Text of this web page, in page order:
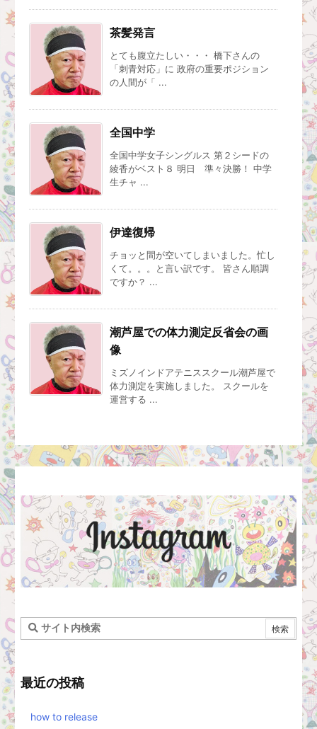
茶髪発言
とても腹立たしい・・・ 橋下さんの
「刺青対応」に 政府の重要ポジション
の人間が「 ...
全国中学
全国中学女子シングルス 第２シードの
綾香がベスト８ 明日 準々決勝！ 中学
生チャ ...
伊達復帰
チョッと間が空いてしまいました。忙し
くて。。。と言い訳です。 皆さん順調
ですか？ ...
潮芦屋での体力測定反省会の画
像
ミズノインドアテニススクール潮芦屋で
体力測定を実施しました。 スクールを
運営する ...
最近の投稿
how to release